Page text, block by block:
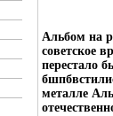
Альбом на
советское
перестало
металле